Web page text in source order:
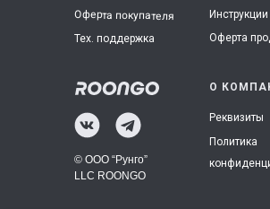
Оферта
Инструкции
Тех. поддержка
Оферта покупателя
О
Политика
Реквизиты
© ООО “Рунго”
LLC ROONGO